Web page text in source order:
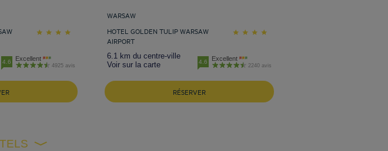
4.6 Excellent
4925 avis
WARSAW
HOTEL GOLDEN TULIP WARSAW
AIRPORT
6.1 km du centre-ville
Voir sur la carte
4.6 Excellent
2240 avis
RÉSERVER